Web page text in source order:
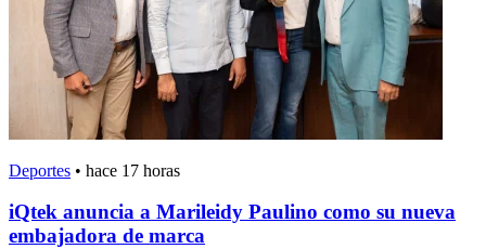
Deportes • hace 17 horas
iQtek anuncia a Marileidy Paulino como su nueva
embajadora de marca